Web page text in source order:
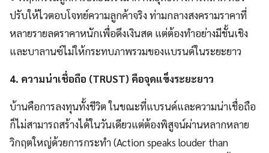
ปรับให้ไวตอบโจทย์ความลูกค้าจริง ท่ามกลางสงครามราคาที่
หลายรายลดราคาหนักเพื่อดึงเงินสด แต่ต้องทำอย่างมีชั้นเชิง
และบาลานซ์ไม่ให้กระทบภาพรวมของแบรนด์ในระยะยาว
4. ความน่าเชื่อถือ (TRUST) คือจุดแข็งระยะยาว
บ้านคือการลงทุนทั้งชีวิต ในขณะที่แบรนด์และความน่าเชื่อถือ
ก็ไม่สามารถสร้างได้ในวันเดียวแต่ต้องพิสูจน์ผ่านหลากหลาย
วิกฤตใหญ่ด้วยการกระทำ (Action speaks louder than